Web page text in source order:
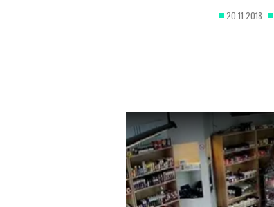
20.11.2018